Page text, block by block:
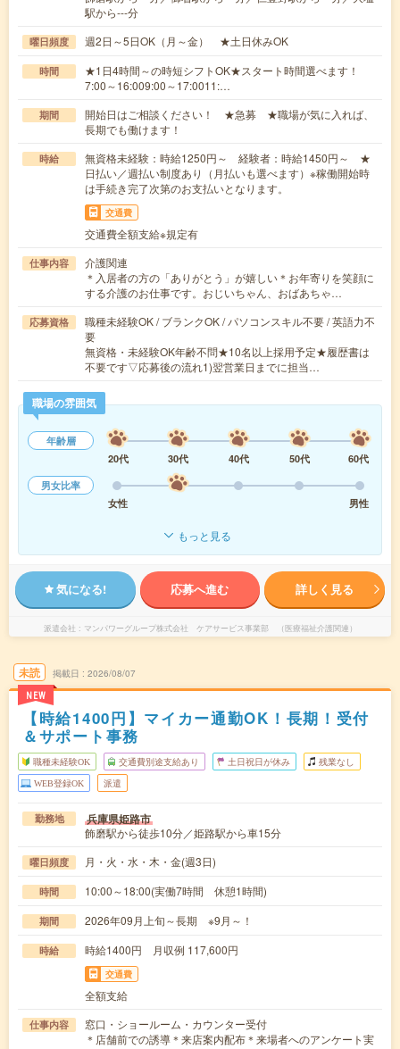
駅から---分
曜日頻度 週2日～5日OK（月～金） ★土日休みOK
時間
★1日4時間～の時短シフトOK★スタート時間選べます！
7:00～16:009:00～17:0011:…
期間
開始日はご相談ください！ ★急募 ★職場が気に入れば、
長期でも働けます！
時給
無資格未経験：時給1250円～ 経験者：時給1450円～ ★
日払い／週払い制度あり（月払いも選べます）※稼働開始時
は手続き完了次第のお支払いとなります。
交通費
交通費全額支給※規定有
仕事内容
介護関連
＊入居者の方の「ありがとう」が嬉しい＊お年寄りを笑顔に
する介護のお仕事です。おじいちゃん、おばあちゃ…
応募資格
職種未経験OK / ブランクOK / パソコンスキル不要 / 英語力不
要
無資格・未経験OK年齢不問★10名以上採用予定★履歴書は
不要です▽応募後の流れ1)翌営業日までに担当…
職場の雰囲気
年齢層
20代
30代 40代 50代
60代
男女比率
女性
男性
もっと見る
気になる! 応募へ進む 詳しく見る
派遣会社 マンパワーグループ株式会社 ケアサービス事業部 （医療福祉介護関連）
未読
NEW
掲載日 2026/08/07
【時給1400円】マイカー通勤OK！長期！受付
＆サポート事務
職種未経験OK 交通費別途支給あり 土日祝日が休み 残業なし
WEB登録OK 派遣
勤務地 兵庫県姫路市
飾磨駅から徒歩10分／姫路駅から車15分
曜日頻度 月・火・水・木・金(週3日)
時間 10:00～18:00(実働7時間 休憩1時間)
期間 2026年09月上旬～長期 ※9月～！
時給 時給1400円 月収例 117,600円
交通費
全額支給
仕事内容
窓口・ショールーム・カウンター受付
＊店舗前での誘導＊来店案内配布＊来場者へのアンケート実